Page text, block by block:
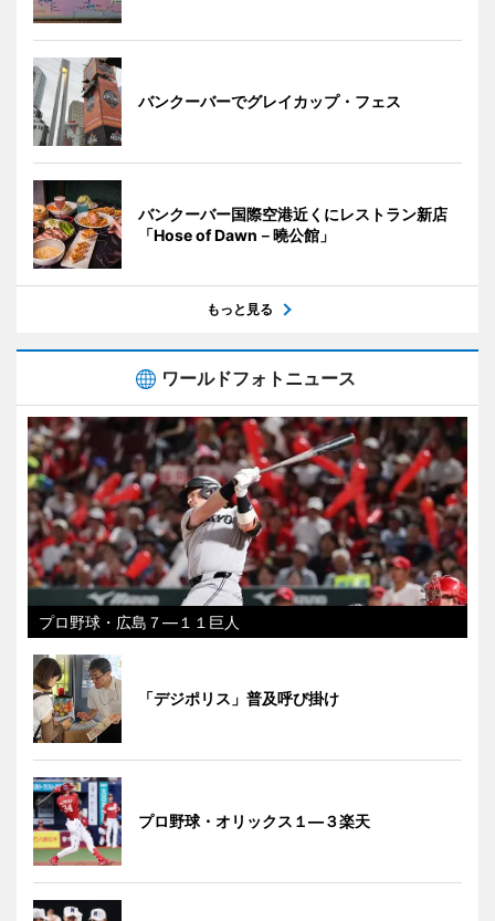
バンクーバーでグレイカップ・フェス
バンクーバー国際空港近くにレストラン新店
「Hose of Dawn－曉公館」
もっと見る
ワールドフォトニュース
プロ野球・広島７―１１巨人
「デジポリス」普及呼び掛け
プロ野球・オリックス１―３楽天